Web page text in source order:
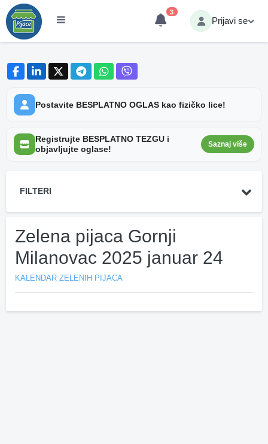
3
Prijavi se
Postavite BESPLATNO OGLAS kao fizičko lice!
Registrujte BESPLATNO TEZGU i
objavljujte oglase!
Saznaj više
FILTERI
Zelena pijaca Gornji
Milanovac 2025 januar 24
KALENDAR ZELENIH PIJACA